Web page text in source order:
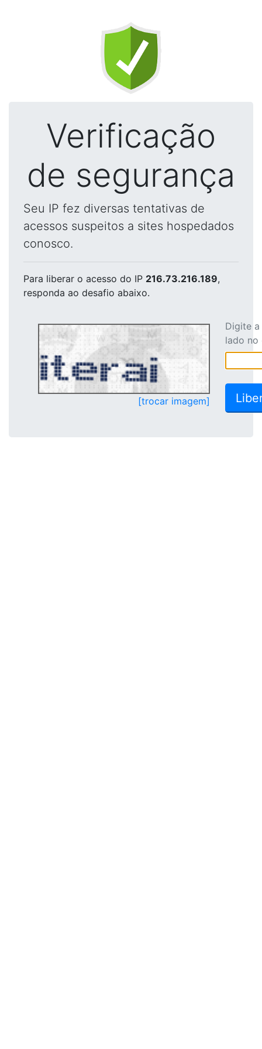
Verificação
de segurança
Seu IP fez diversas tentativas de
acessos suspeitos a sites hospedados
conosco.
Para liberar o acesso do IP 216.73.216.189,
responda ao desafio abaixo.
[trocar imagem]
Digite
lado no